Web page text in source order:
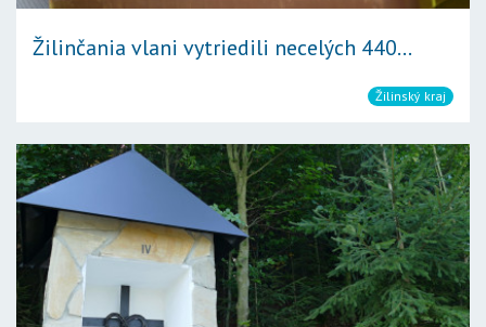
Žilinčania vlani vytriedili necelých 440...
Žilinský kraj